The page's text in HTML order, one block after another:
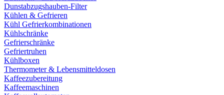
Dunstabzugshauben-Filter
Kühlen & Gefrieren
Kühl Gefrierkombinationen
Kühlschränke
Gefrierschränke
Gefriertruhen
Kühlboxen
Thermometer & Lebensmitteldosen
Kaffeezubereitung
Kaffeemaschinen